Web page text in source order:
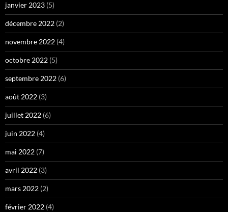
janvier 2023 (5)
décembre 2022 (2)
novembre 2022 (4)
octobre 2022 (5)
septembre 2022 (6)
août 2022 (3)
juillet 2022 (6)
juin 2022 (4)
mai 2022 (7)
avril 2022 (3)
mars 2022 (2)
février 2022 (4)